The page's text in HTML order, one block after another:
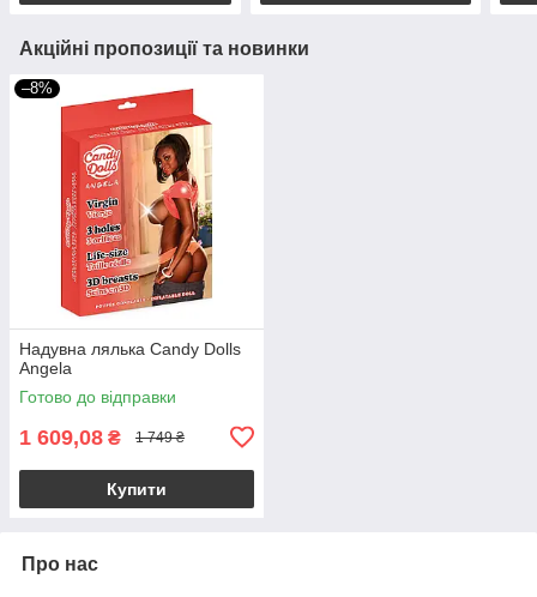
Акційні пропозиції та новинки
–8%
Надувна лялька Candy Dolls
Angela
Готово до відправки
1 609,08 ₴ 1 749 ₴
Купити
Про нас